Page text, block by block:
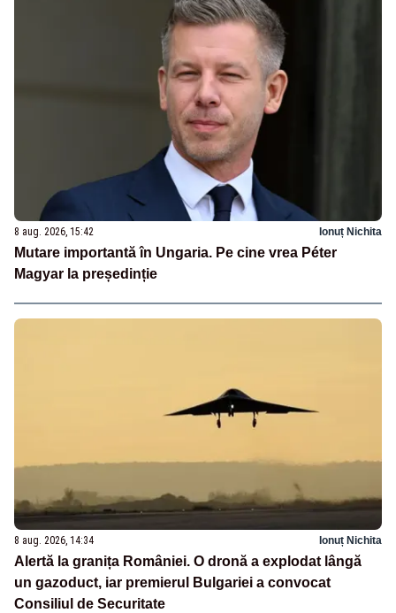
8 aug. 2026, 15:42 Ionuț Nichita
Mutare importantă în Ungaria. Pe cine vrea Péter
Magyar la președinție
8 aug. 2026, 14:34 Ionuț Nichita
Alertă la granița României. O dronă a explodat lângă
un gazoduct, iar premierul Bulgariei a convocat
Consiliul de Securitate